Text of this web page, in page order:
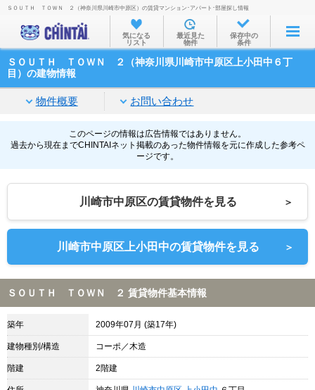
お部屋を探す
沿線・駅から
家賃相場から
物件特集から
TOP
ＳＯＵＴＨ ＴＯＷＮ ２（神奈川県川崎市中原区）の賃貸マンション･アパート･部屋探し情報
気になる
リスト
最近見た
物件
保存中の
条件
ＳＯＵＴＨ ＴＯＷＮ ２（神奈川県川崎市中原区上小田中６丁
目）の建物情報
物件概要 お問い合わせ
このページの情報は広告情報ではありません。
過去から現在までCHINTAIネット掲載のあった物件情報を元に作成した参考ペ
ージです。
川崎市中原区の賃貸物件を見る ＞
川崎市中原区上小田中の賃貸物件を見る ＞
ＳＯＵＴＨ ＴＯＷＮ ２ 賃貸物件基本情報
築年 2009年07月 (築17年)
建物種別/構造 コーポ／木造
階建 2階建